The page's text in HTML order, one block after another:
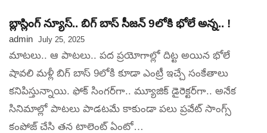
బ్లాస్లింగ్ న్యూస్.. బిగ్ బాస్ సీజన్ 9లోకి భోలే అన్న.. !
admin July 25, 2025
మాటలు.. ఆ పాటలు.. పద ప్రయోగాల్లో దిట్ట అయిన భోలే
షావలి మళ్లీ బిగ్ బాస్ 9లోకి కూడా ఎంట్రీ ఇచ్చే సంకేతాలు
కనిపిస్తున్నాయి. ఫోక్ సింగర్‌గా.. మ్యూజిక్ డైరెక్టర్‌గా.. అనేక
సినిమాల్లో పాటలు పాడటమే కాకుండా పలు ప్రవేట్ సాంగ్స్
కంపోజ్ చేసి తన టాలెంట్ ఏంటో…